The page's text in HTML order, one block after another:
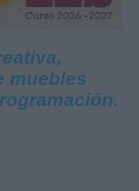
muebles